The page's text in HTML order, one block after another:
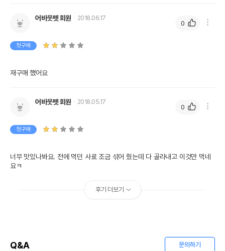
어바웃펫 회원 2018.06.17
첫구매
재구매 했어요
0
어바웃펫 회원 2018.05.17
첫구매
너무 맛있나봐요. 전에 먹던 사료 조금 섞어 줬는데 다 골라내고 이것만 먹네
요ㅋ
0
후기 더보기
Q&A 문의하기